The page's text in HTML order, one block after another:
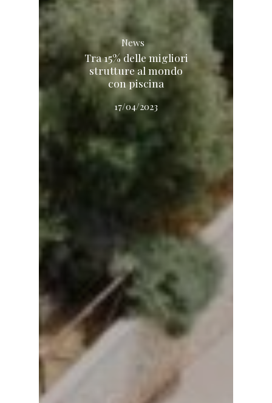
News
Tra 15% delle migliori
strutture al mondo
con piscina
17/04/2023